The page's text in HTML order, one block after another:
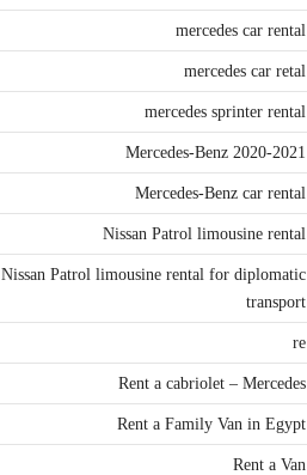
mercedes car rental
mercedes car retal
mercedes sprinter rental
Mercedes-Benz 2020-2021
Mercedes-Benz car rental
Nissan Patrol limousine rental
Nissan Patrol limousine rental for diplomatic
transport
re
Rent a cabriolet – Mercedes
Rent a Family Van in Egypt
Rent a Van